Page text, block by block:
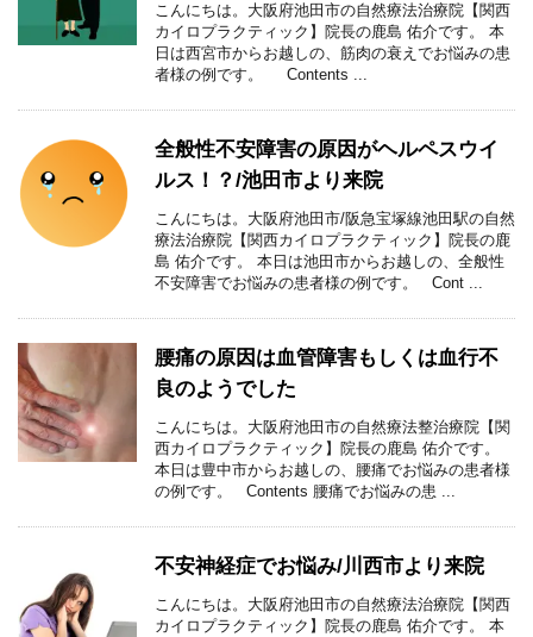
こんにちは。大阪府池田市の自然療法治療院【関西
カイロプラクティック】院長の鹿島 佑介です。 本
日は西宮市からお越しの、筋肉の衰えでお悩みの患
者様の例です。 Contents ...
全般性不安障害の原因がヘルペスウイ
ルス！？/池田市より来院
こんにちは。大阪府池田市/阪急宝塚線池田駅の自然
療法治療院【関西カイロプラクティック】院長の鹿
島 佑介です。 本日は池田市からお越しの、全般性
不安障害でお悩みの患者様の例です。 Cont ...
腰痛の原因は血管障害もしくは血行不
良のようでした
こんにちは。大阪府池田市の自然療法整治療院【関
西カイロプラクティック】院長の鹿島 佑介です。
本日は豊中市からお越しの、腰痛でお悩みの患者様
の例です。 Contents 腰痛でお悩みの患 ...
不安神経症でお悩み/川西市より来院
こんにちは。大阪府池田市の自然療法治療院【関西
カイロプラクティック】院長の鹿島 佑介です。 本